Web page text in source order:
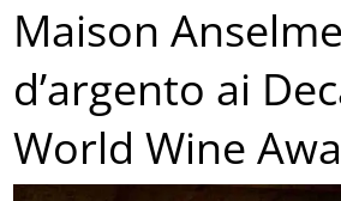
Maison
d’argento ai
World Wine